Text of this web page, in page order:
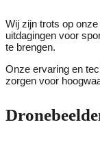
Wij zijn trots op
uitdagingen voor
te brengen.
Onze ervaring en
zorgen voor